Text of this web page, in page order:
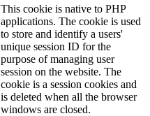
This cookie is native to PHP
applications. The cookie is used
to store and identify a users'
unique session ID for the
purpose of managing user
session on the website. The
cookie is a session cookies and
is deleted when all the browser
windows are closed.